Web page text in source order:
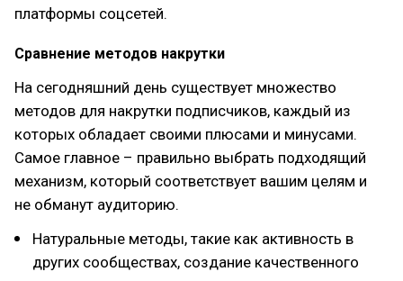
платформы соцсетей.
Сравнение методов накрутки
На сегодняшний день существует множество
методов для накрутки подписчиков, каждый из
которых обладает своими плюcами и минусами.
Самое главное – правильно выбрать подходящий
механизм, который соответствует вашим целям и
не обманут аудиторию.
Натуральные методы, такие как активность в
других сообществах, создание качественного